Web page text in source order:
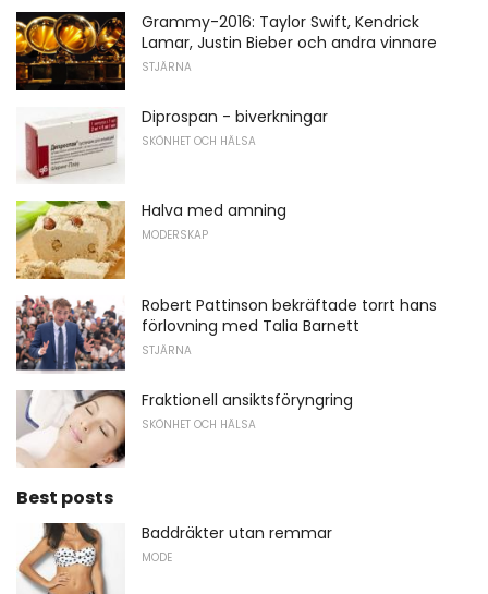
Grammy-2016: Taylor Swift, Kendrick
Lamar, Justin Bieber och andra vinnare
STJÄRNA
Diprospan - biverkningar
SKÖNHET OCH HÄLSA
Halva med amning
MODERSKAP
Robert Pattinson bekräftade torrt hans
förlovning med Talia Barnett
STJÄRNA
Fraktionell ansiktsföryngring
SKÖNHET OCH HÄLSA
Best posts
Baddräkter utan remmar
MODE